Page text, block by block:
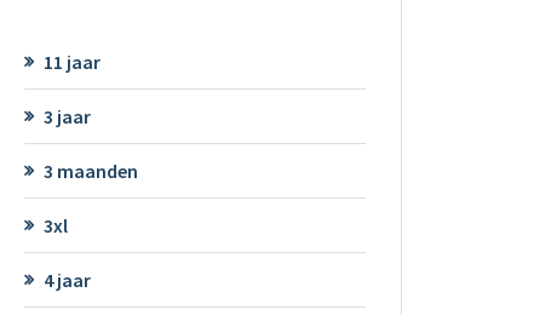
11 jaar
3 jaar
3 maanden
3xl
4 jaar